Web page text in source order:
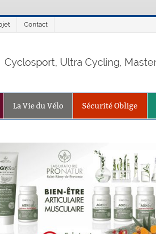
Contact
Cyclosport, Ultra Cycling,
La Vie du Vélo Sécurité Oblige